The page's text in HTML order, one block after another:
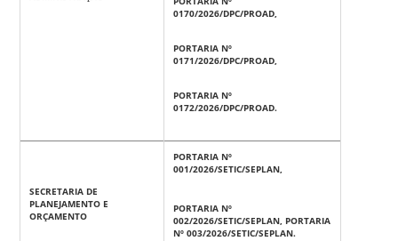
0170/2026/DPC/PROAD,
PORTARIA Nº
0171/2026/DPC/PROAD,
PORTARIA Nº
0172/2026/DPC/PROAD.
SECRETARIA DE
PLANEJAMENTO E
ORÇAMENTO
PORTARIA Nº
001/2026/SETIC/SEPLAN,
PORTARIA Nº
002/2026/SETIC/SEPLAN, PORTARIA
Nº 003/2026/SETIC/SEPLAN.